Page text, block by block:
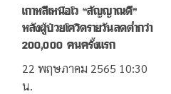
เกาหลีเหนือโว “สัญญาณดี”
หลังผู้ป่วยโควิดรายวันลดต่ำกว่า
200,000 คนครั้งแรก
22 พฤษภาคม 2565 10:30
น.